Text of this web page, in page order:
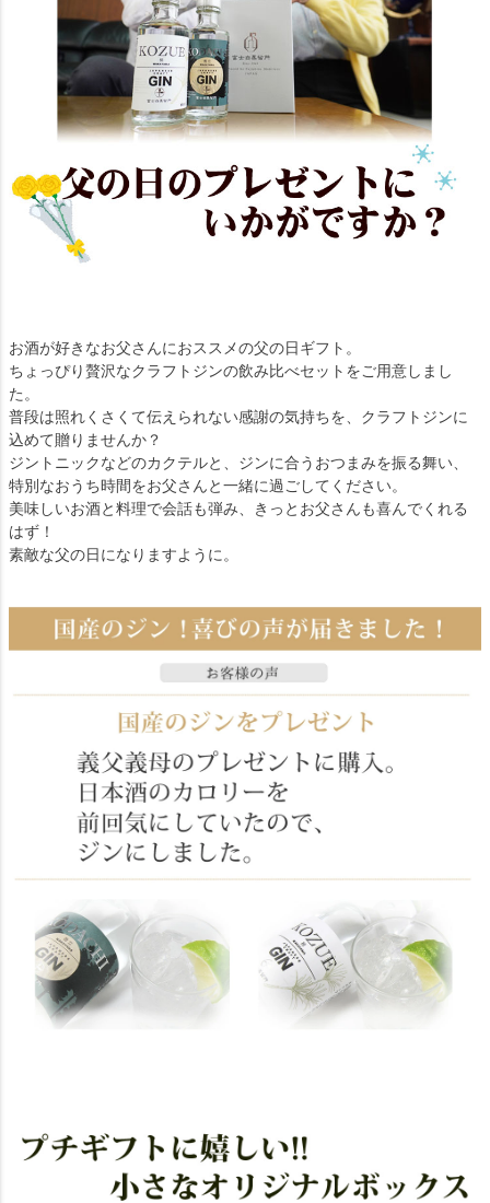
お酒が好きなお父さんにおススメの父の日ギフト。
ちょっぴり贅沢なクラフトジンの飲み比べセットをご用意しまし
た。
普段は照れくさくて伝えられない感謝の気持ちを、クラフトジンに
込めて贈りませんか？
ジントニックなどのカクテルと、ジンに合うおつまみを振る舞い、
特別なおうち時間をお父さんと一緒に過ごしてください。
美味しいお酒と料理で会話も弾み、きっとお父さんも喜んでくれる
はず！
素敵な父の日になりますように。